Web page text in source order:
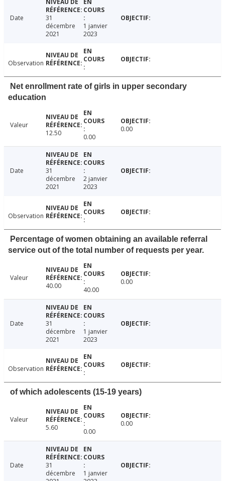
Date
31
décembre
2021
1 janvier
2023
Observation
Net enrollment rate of girls in upper secondary
education
Valeur
12.50
0.00
0.00
Date
31
décembre
2021
2 janvier
2023
Observation
Percentage of women obtaining an available referral
service out of the total number of requests per year.
Valeur
40.00
40.00
0.00
Date
31
décembre
2021
1 janvier
2023
Observation
of which adolescents (15-19 years)
Valeur
5.60
0.00
0.00
Date
31
décembre
1 janvier